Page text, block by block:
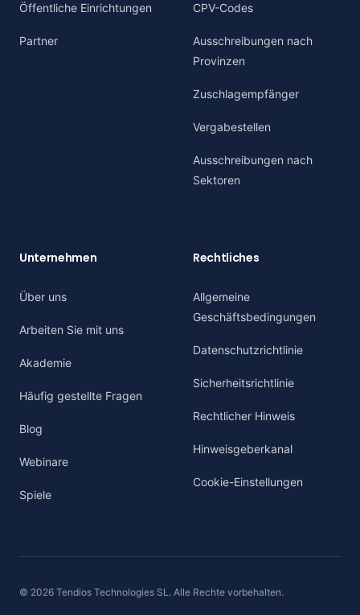
Öffentliche Einrichtungen
Partner
CPV-Codes
Ausschreibungen nach
Provinzen
Zuschlagempfänger
Vergabestellen
Ausschreibungen nach
Sektoren
Unternehmen
Über uns
Arbeiten Sie mit uns
Akademie
Häufig gestellte Fragen
Blog
Webinare
Spiele
Rechtliches
Allgemeine
Geschäftsbedingungen
Datenschutzrichtlinie
Sicherheitsrichtlinie
Rechtlicher Hinweis
Hinweisgeberkanal
Cookie-Einstellungen
© 2026 Tendios Technologies SL. Alle Rechte vorbehalten.